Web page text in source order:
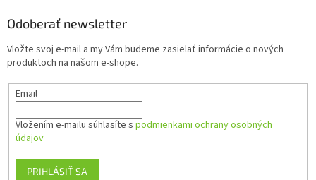
Odoberať newsletter
Vložte svoj e-mail a my Vám budeme zasielať informácie o nových
produktoch na našom e-shope.
Email
Vložením e-mailu súhlasíte s podmienkami ochrany osobných
údajov
PRIHLÁSIŤ SA